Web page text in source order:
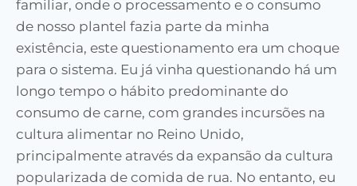
familiar, onde o processamento e o consumo
de nosso plantel fazia parte da minha
existência, este questionamento era um choque
para o sistema. Eu já vinha questionando há um
longo tempo o hábito predominante do
consumo de carne, com grandes incursões na
cultura alimentar no Reino Unido,
principalmente através da expansão da cultura
popularizada de comida de rua. No entanto, eu